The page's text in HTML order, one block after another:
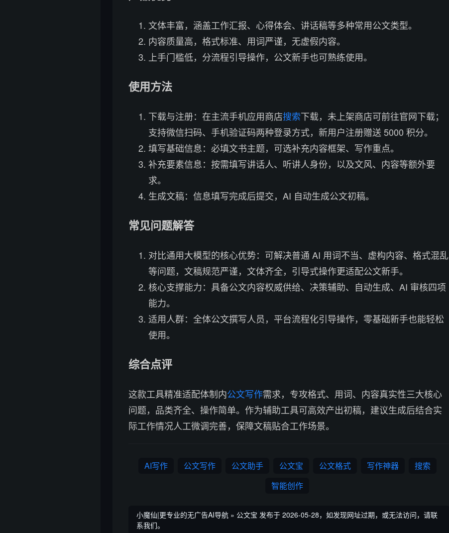
文体丰富，涵盖工作汇报、心得体会、讲话稿等多种常用公文类型。
内容质量高，格式标准、用词严谨，无虚假内容。
上手门槛低，分流程引导操作，公文新手也可熟练使用。
使用方法
下载与注册：在主流手机应用商店搜索下载，未上架商店可前往官网下载；
支持微信扫码、手机验证码两种登录方式，新用户注册赠送 5000 积分。
填写基础信息：必填文书主题，可选补充内容框架、写作重点。
补充要素信息：按需填写讲话人、听讲人身份，以及文风、内容等额外要
求。
生成文稿：信息填写完成后提交，AI 自动生成公文初稿。
常见问题解答
对比通用大模型的核心优势：可解决普通 AI 用词不当、虚构内容、格式混乱
等问题，文稿规范严谨，文体齐全，引导式操作更适配公文新手。
核心支撑能力：具备公文内容权威供给、决策辅助、自动生成、AI 审核四项
能力。
适用人群：全体公文撰写人员，平台流程化引导操作，零基础新手也能轻松
使用。
综合点评
这款工具精准适配体制内公文写作需求，专攻格式、用词、内容真实性三大核心
问题，品类齐全、操作简单。作为辅助工具可高效产出初稿，建议生成后结合实
际工作情况人工微调完善，保障文稿贴合工作场景。
AI写作 公文写作 公文助手 公文宝 公文格式 写作神器
搜索
智能创作
小魔仙|更专业的无广告AI导航 » 公文宝 发布于 2026-05-28，如发现网址过期，或无法访问，请联
系我们。